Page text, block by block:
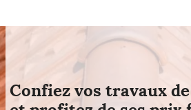
Confiez vos travaux